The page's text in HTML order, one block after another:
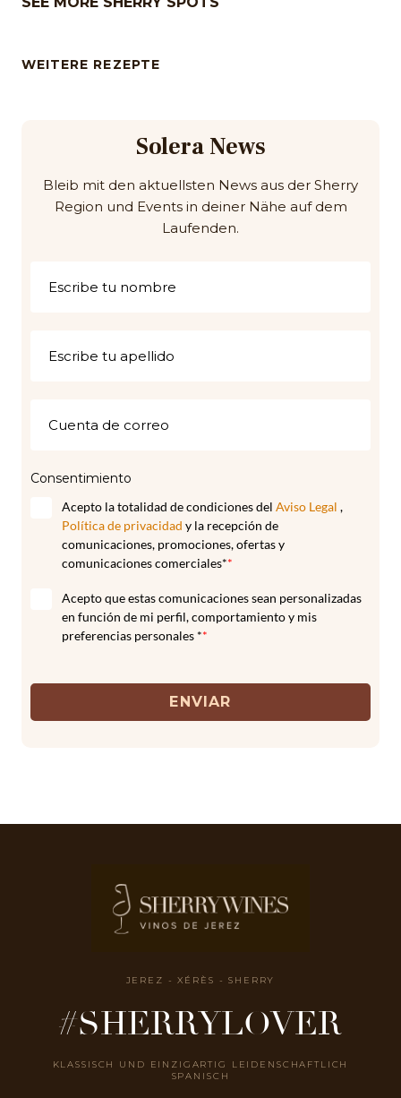
WEITERE REZEPTE
Solera News
Bleib mit den aktuellsten News aus der Sherry
Region und Events in deiner Nähe auf dem
Laufenden.
Consentimiento
Acepto la totalidad de condiciones del Aviso Legal ,
Política de privacidad y la recepción de
comunicaciones, promociones, ofertas y
comunicaciones comerciales**
Acepto que estas comunicaciones sean personalizadas
en función de mi perfil, comportamiento y mis
preferencias personales **
ENVIAR
JEREZ - XÉRÈS - SHERRY
#SHERRYLOVER
KLASSISCH UND EINZIGARTIG LEIDENSCHAFTLICH
SPANISCH